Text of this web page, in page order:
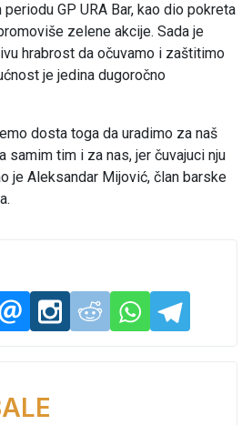
GP URA Bar, kao dio pokreta
zelene akcije. Sada je
hrabrost da očuvamo i zaštitimo
je jedina dugoročno
dosta toga da uradimo za naš
samim tim i za nas, jer čuvajuci nju
je Aleksandar Mijović, član barske